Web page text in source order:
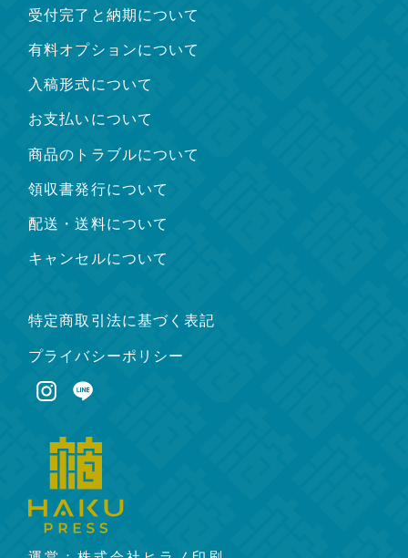
受付完了と納期について
有料オプションについて
入稿形式について
お支払いについて
商品のトラブルについて
領収書発行について
配送・送料について
キャンセルについて
特定商取引法に基づく表記
プライバシーポリシー